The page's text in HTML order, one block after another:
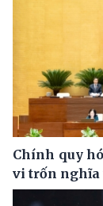
Chính quy
vi trốn nghĩa